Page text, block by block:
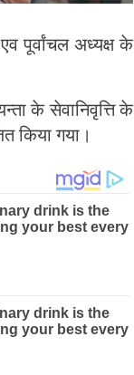
पूर्वांचल अध्यक्ष के
के सेवानिवृत्ति के
किया गया।